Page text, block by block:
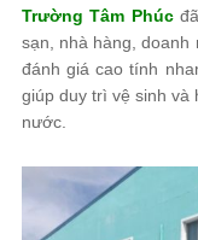
Trường Tâm Phúcđã
sạn, nhà hàng, doanh
đánh giá cao tính
giúp duy trì vệ sinh và
nước.